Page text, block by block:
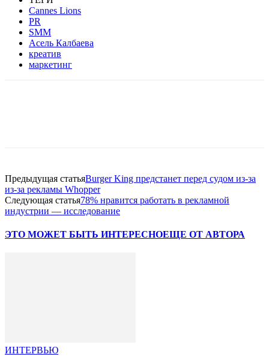
Cannes Lions
PR
SMM
Асель Калбаева
креатив
маркетинг
Предыдущая статьяBurger King предстанет перед судом из-за
из-за рекламы Whopper
Следующая статья78% нравится работать в рекламной
индустрии — исследование
ЭТО МОЖЕТ БЫТЬ ИНТЕРЕСНОЕЩЕ ОТ АВТОРА
ИНТЕРВЬЮ